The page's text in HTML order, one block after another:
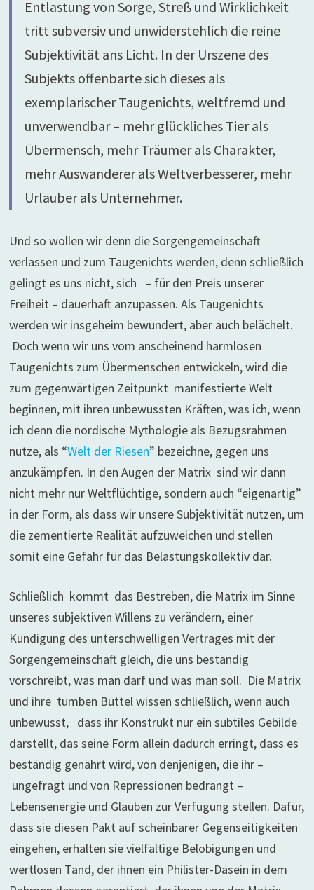
Entlastung von Sorge, Streß und Wirklichkeit
tritt subversiv und unwiderstehlich die reine
Subjektivität ans Licht. In der Urszene des
Subjekts offenbarte sich dieses als
exemplarischer Taugenichts, weltfremd und
unverwendbar – mehr glückliches Tier als
Übermensch, mehr Träumer als Charakter,
mehr Auswanderer als Weltverbesserer, mehr
Urlauber als Unternehmer.
Und so wollen wir denn die Sorgengemeinschaft
verlassen und zum Taugenichts werden, denn schließlich
gelingt es uns nicht, sich – für den Preis unserer
Freiheit – dauerhaft anzupassen. Als Taugenichts
werden wir insgeheim bewundert, aber auch belächelt.
Doch wenn wir uns vom anscheinend harmlosen
Taugenichts zum Übermenschen entwickeln, wird die
zum gegenwärtigen Zeitpunkt manifestierte Welt
beginnen, mit ihren unbewussten Kräften, was ich, wenn
ich denn die nordische Mythologie als Bezugsrahmen
nutze, als “Welt der Riesen” bezeichne, gegen uns
anzukämpfen. In den Augen der Matrix sind wir dann
nicht mehr nur Weltflüchtige, sondern auch “eigenartig”
in der Form, als dass wir unsere Subjektivität nutzen, um
die zementierte Realität aufzuweichen und stellen
somit eine Gefahr für das Belastungskollektiv dar.
Schließlich kommt das Bestreben, die Matrix im Sinne
unseres subjektiven Willens zu verändern, einer
Kündigung des unterschwelligen Vertrages mit der
Sorgengemeinschaft gleich, die uns beständig
vorschreibt, was man darf und was man soll. Die Matrix
und ihre tumben Büttel wissen schließlich, wenn auch
unbewusst, dass ihr Konstrukt nur ein subtiles Gebilde
darstellt, das seine Form allein dadurch erringt, dass es
beständig genährt wird, von denjenigen, die ihr –
ungefragt und von Repressionen bedrängt –
Lebensenergie und Glauben zur Verfügung stellen. Dafür,
dass sie diesen Pakt auf scheinbarer Gegenseitigkeiten
eingehen, erhalten sie vielfältige Belobigungen und
wertlosen Tand, der ihnen ein Philister-Dasein in dem